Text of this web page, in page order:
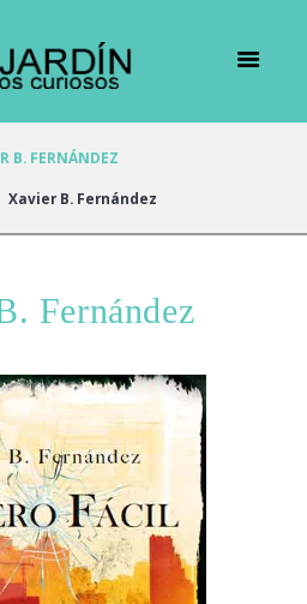
B. FERNÁNDEZ
Xavier B. Fernández
Fernández